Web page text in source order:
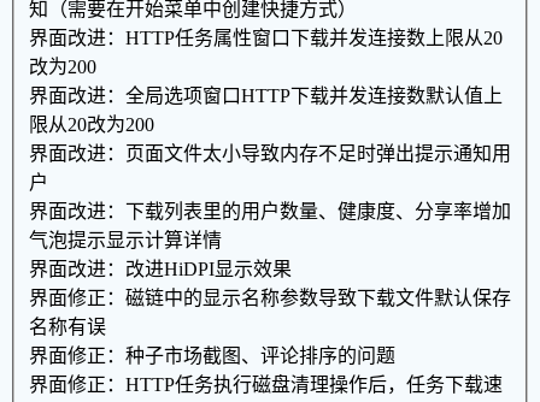
知（需要在开始菜单中创建快捷方式）
界面改进：HTTP任务属性窗口下载并发连接数上限从20
改为200
界面改进：全局选项窗口HTTP下载并发连接数默认值上
限从20改为200
界面改进：页面文件太小导致内存不足时弹出提示通知用
户
界面改进：下载列表里的用户数量、健康度、分享率增加
气泡提示显示计算详情
界面改进：改进HiDPI显示效果
界面修正：磁链中的显示名称参数导致下载文件默认保存
名称有误
界面修正：种子市场截图、评论排序的问题
界面修正：HTTP任务执行磁盘清理操作后，任务下载速